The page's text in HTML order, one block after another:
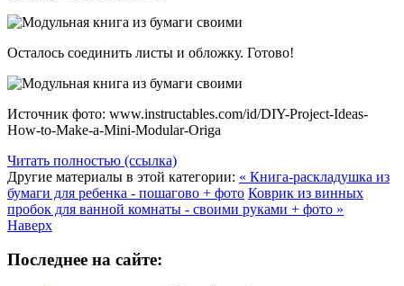
Осталось соединить листы и обложку. Готово!
Источник фото: www.instructables.com/id/DIY-Project-Ideas-
How-to-Make-a-Mini-Modular-Origa
Читать полностью (ссылка)
Другие материалы в этой категории: « Книга-раскладушка из
бумаги для ребенка - пошагово + фото Коврик из винных
пробок для ванной комнаты - своими руками + фото »
Наверх
Последнее на сайте: